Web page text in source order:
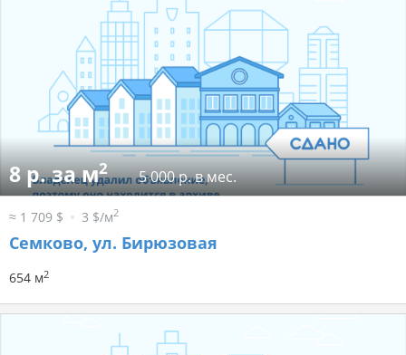
8 р. за м2 5 000 р. в мес.
≈ 1 709 $ 3 $/м2
Семково, ул. Бирюзовая
654 м2